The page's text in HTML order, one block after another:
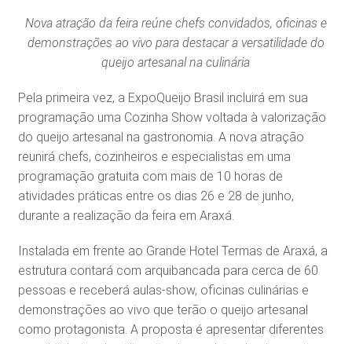
Nova atração da feira reúne chefs convidados, oficinas e
demonstrações ao vivo para destacar a versatilidade do
queijo artesanal na culinária
Pela primeira vez, a ExpoQueijo Brasil incluirá em sua
programação uma Cozinha Show voltada à valorização
do queijo artesanal na gastronomia. A nova atração
reunirá chefs, cozinheiros e especialistas em uma
programação gratuita com mais de 10 horas de
atividades práticas entre os dias 26 e 28 de junho,
durante a realização da feira em Araxá.
Instalada em frente ao Grande Hotel Termas de Araxá, a
estrutura contará com arquibancada para cerca de 60
pessoas e receberá aulas-show, oficinas culinárias e
demonstrações ao vivo que terão o queijo artesanal
como protagonista. A proposta é apresentar diferentes